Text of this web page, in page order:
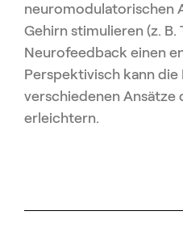
neuromodulatorischen
Gehirn stimulieren (z. B.
Neurofeedback einen
Perspektivisch kann
verschiedenen Ansätze
erleichtern.